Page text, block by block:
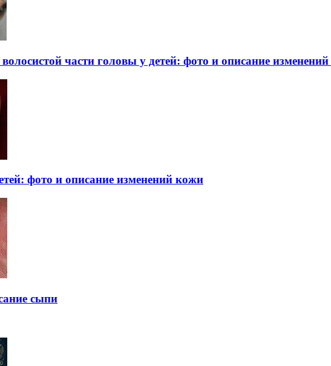
части головы у детей: фото и описание
фото и описание изменений кожи
сыпи